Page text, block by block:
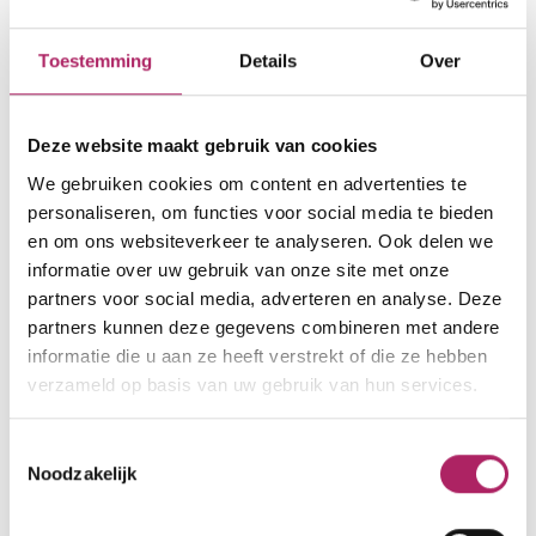
Toestemming Details Over
Deze website maakt gebruik van cookies
We gebruiken cookies om content en advertenties te
personaliseren, om functies voor social media te bieden
en om ons websiteverkeer te analyseren. Ook delen we
informatie over uw gebruik van onze site met onze
partners voor social media, adverteren en analyse. Deze
partners kunnen deze gegevens combineren met andere
informatie die u aan ze heeft verstrekt of die ze hebben
verzameld op basis van uw gebruik van hun services.
Noodzakelijk
754 Crossfit 6.5.8.
Chaussée de Bruxelles 397 b
1780 Wemmel
CROSSFIT DANSAERT
Rue Vandenbranden 1